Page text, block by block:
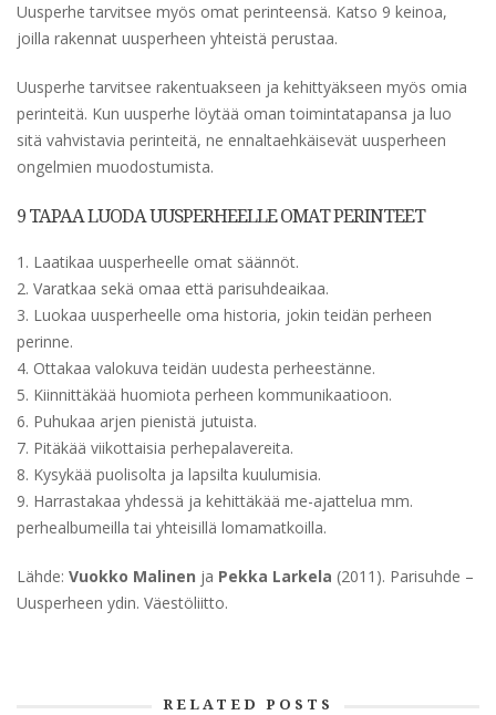
Uusperhe tarvitsee myös omat perinteensä. Katso 9 keinoa,
joilla rakennat uusperheen yhteistä perustaa.
Uusperhe tarvitsee rakentuakseen ja kehittyäkseen myös omia
perinteitä. Kun uusperhe löytää oman toimintatapansa ja luo
sitä vahvistavia perinteitä, ne ennaltaehkäisevät uusperheen
ongelmien muodostumista.
9 TAPAA LUODA UUSPERHEELLE OMAT PERINTEET
1. Laatikaa uusperheelle omat säännöt.
2. Varatkaa sekä omaa että parisuhdeaikaa.
3. Luokaa uusperheelle oma historia, jokin teidän perheen
perinne.
4. Ottakaa valokuva teidän uudesta perheestänne.
5. Kiinnittäkää huomiota perheen kommunikaatioon.
6. Puhukaa arjen pienistä jutuista.
7. Pitäkää viikottaisia perhepalavereita.
8. Kysykää puolisolta ja lapsilta kuulumisia.
9. Harrastakaa yhdessä ja kehittäkää me-ajattelua mm.
perhealbumeilla tai yhteisillä lomamatkoilla.
Lähde: Vuokko Malinen ja Pekka Larkela (2011). Parisuhde –
Uusperheen ydin. Väestöliitto.
RELATED POSTS